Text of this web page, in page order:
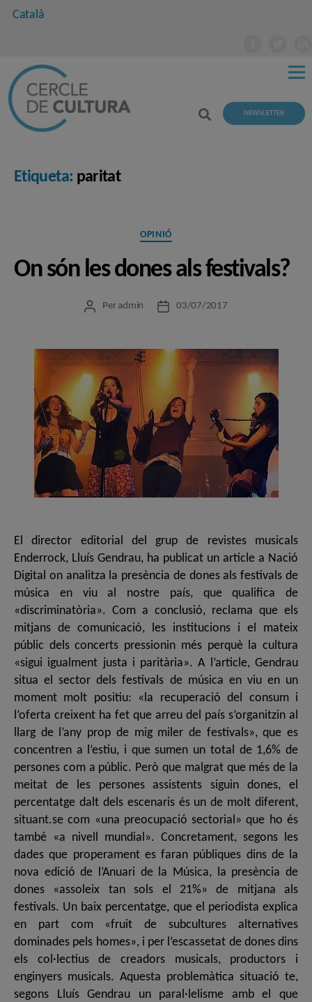
Català
NEWSLETTER
Etiqueta: paritat
Categories
OPINIÓ
On són les dones als festivals?
Autor
Per admin
Data03/07/2017
El director editorial del grup de revistes musicals
Enderrock, Lluís Gendrau, ha publicat un article a Nació
Digital on analitza la presència de dones als festivals de
música en viu al nostre país, que qualifica de
«discriminatòria». Com a conclusió, reclama que els
mitjans de comunicació, les institucions i el mateix
públic dels concerts pressionin més perquè la cultura
«sigui igualment justa i paritària». A l’article, Gendrau
situa el sector dels festivals de música en viu en un
moment molt positiu: «la recuperació del consum i
l’oferta creixent ha fet que arreu del país s’organitzin al
llarg de l’any prop de mig miler de festivals», que es
concentren a l’estiu, i que sumen un total de 1,6% de
persones com a públic. Però que malgrat que més de la
meitat de les persones assistents siguin dones, el
percentatge dalt dels escenaris és un de molt diferent,
situant.se com «una preocupació sectorial» que ho és
també «a nivell mundial». Concretament, segons les
dades que properament es faran públiques dins de la
nova edició de l’Anuari de la Música, la presència de
dones «assoleix tan sols el 21%» de mitjana als
festivals. Un baix percentatge, que el periodista explica
en part com «fruit de subcultures alternatives
dominades pels homes», i per l’escassetat de dones dins
els col·lectius de creadors musicals, productors i
enginyers musicals. Aquesta problemàtica situació te,
segons Lluís Gendrau un paral·lelisme amb el que